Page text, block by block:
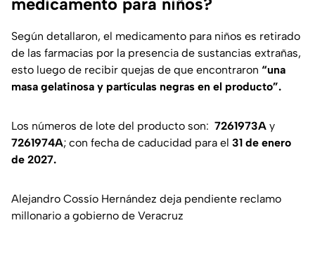
Según detallaron, el medicamento para niños es retirado
de las farmacias por la presencia de sustancias extrañas,
esto luego de recibir quejas de que encontraron “una
masa gelatinosa y partículas negras en el producto”.
Los números de lote del producto son: 7261973A y
7261974A; con fecha de caducidad para el 31 de enero
de 2027.
Alejandro Cossío Hernández deja pendiente reclamo
millonario a gobierno de Veracruz